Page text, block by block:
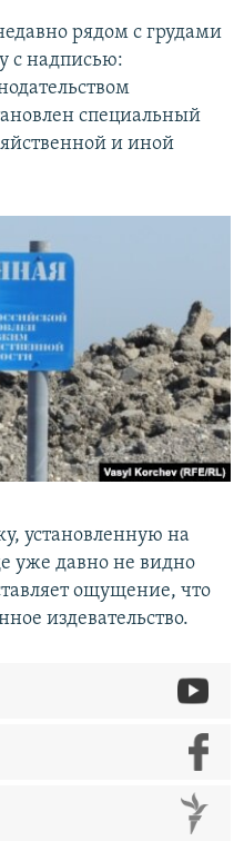
рядом с грудами
с надписью:
специальный
и иной
установленную на
уже давно не видно
ощущение, что
издевательство.